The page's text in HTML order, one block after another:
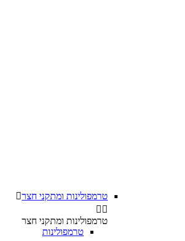
טרמפולינות ומתקני חצר
 
טרמפולינות ומתקני חצר
טרמפולינות